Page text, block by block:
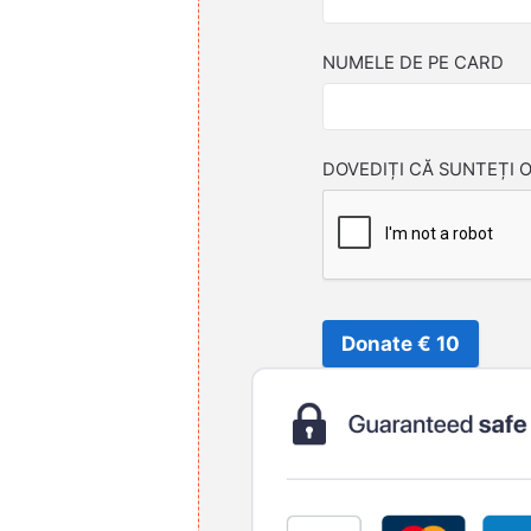
NUMELE DE PE CARD
DOVEDIȚI CĂ SUNTEȚI
Donate € 10